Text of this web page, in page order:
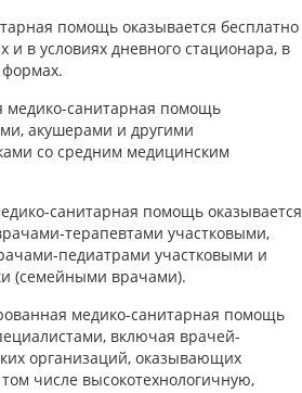
помощь оказывается бесплатно
и в условиях дневного стационара, в
медико-санитарная помощь
акушерами и другими
со средним медицинским
санитарная помощь оказывается
терапевтами участковыми,
педиатрами участковыми и
(семейными врачами).
медико-санитарная помощь
включая врачей-
организаций, оказывающих
числе высокотехнологичную,